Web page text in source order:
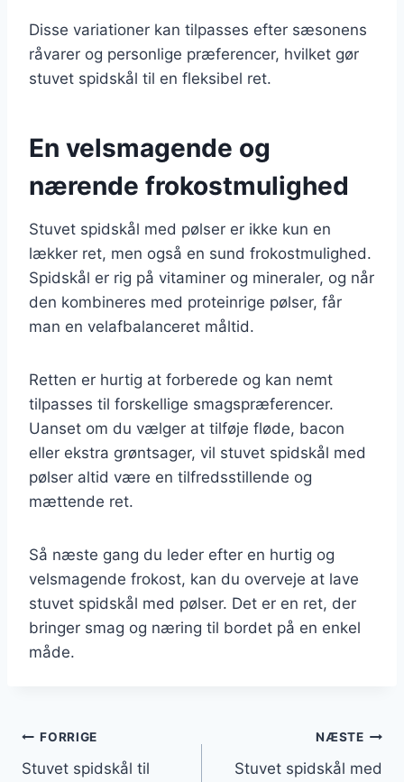
Disse variationer kan tilpasses efter sæsonens
råvarer og personlige præferencer, hvilket gør
stuvet spidskål til en fleksibel ret.
En velsmagende og
nærende frokostmulighed
Stuvet spidskål med pølser er ikke kun en
lækker ret, men også en sund frokostmulighed.
Spidskål er rig på vitaminer og mineraler, og når
den kombineres med proteinrige pølser, får
man en velafbalanceret måltid.
Retten er hurtig at forberede og kan nemt
tilpasses til forskellige smagspræferencer.
Uanset om du vælger at tilføje fløde, bacon
eller ekstra grøntsager, vil stuvet spidskål med
pølser altid være en tilfredsstillende og
mættende ret.
Så næste gang du leder efter en hurtig og
velsmagende frokost, kan du overveje at lave
stuvet spidskål med pølser. Det er en ret, der
bringer smag og næring til bordet på en enkel
måde.
Indlægsnavigation
FORRIGE
Stuvet spidskål til
NÆSTE
Stuvet spidskål med